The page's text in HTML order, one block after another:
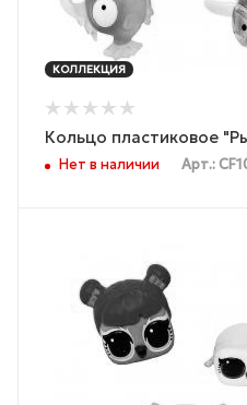
КОЛЛЕКЦИЯ
Кольцо пластиковое
Нет в наличии Арт.: